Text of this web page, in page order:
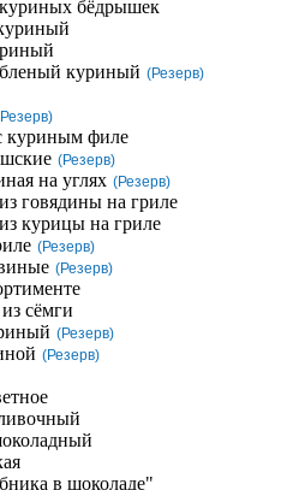
бёдрышек
куриный (Резерв)
куриным филе
(Резерв)
на углях (Резерв)
говядины на гриле
курицы на гриле
(Резерв)
(Резерв)
сёмги
(Резерв)
(Резерв)
в шоколаде"